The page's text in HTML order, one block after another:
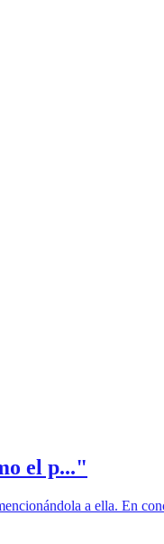
el p..."
a ella. En